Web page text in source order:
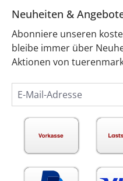
Neuheiten &
Abonniere unseren
bleibe immer über
Aktionen von